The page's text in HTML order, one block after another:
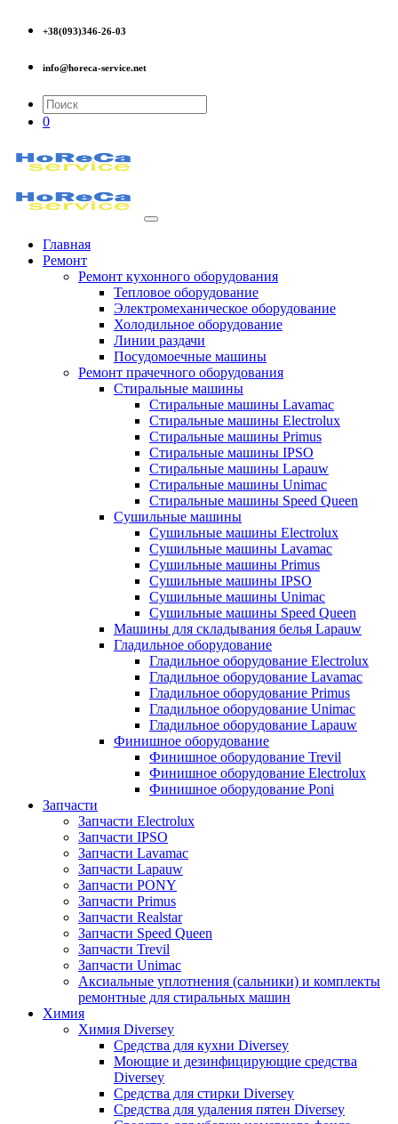
+38(093)346-26-03
info@horeca-service.net
0
Главная
Ремонт
Ремонт кухонного оборудования
Тепловое оборудование
Электромеханическое оборудование
Холодильное оборудование
Линии раздачи
Посудомоечные машины
Ремонт прачечного оборудования
Стиральные машины
Стиральные машины Lavamac
Стиральные машины Electrolux
Стиральные машины Primus
Стиральные машины IPSO
Стиральные машины Lapauw
Стиральные машины Unimac
Стиральные машины Speed Queen
Сушильные машины
Сушильные машины Electrolux
Сушильные машины Lavamac
Сушильные машины Primus
Сушильные машины IPSO
Сушильные машины Unimac
Сушильные машины Speed Queen
Машины для складывания белья Lapauw
Гладильное оборудование
Гладильное оборудование Electrolux
Гладильное оборудование Lavamac
Гладильное оборудование Primus
Гладильное оборудование Unimac
Гладильное оборудование Lapauw
Финишное оборудование
Финишное оборудование Trevil
Финишное оборудование Electrolux
Финишное оборудование Poni
Запчасти
Запчасти Electrolux
Запчасти IPSO
Запчасти Lavamac
Запчасти Lapauw
Запчасти PONY
Запчасти Primus
Запчасти Realstar
Запчасти Speed Queen
Запчасти Trevil
Запчасти Unimac
Аксиальные уплотнения (сальники) и комплекты
ремонтные для стиральных машин
Химия
Химия Diversey
Средства для кухни Diversey
Моющие и дезинфицирующие средства
Diversey
Средства для стирки Diversey
Средства для удаления пятен Diversey